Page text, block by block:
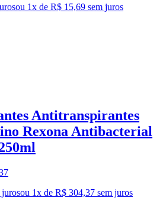
ou 1x de R$ 15,69 sem juros
Antitranspirantes
Rexona Antibacterial
ou 1x de R$ 304,37 sem juros